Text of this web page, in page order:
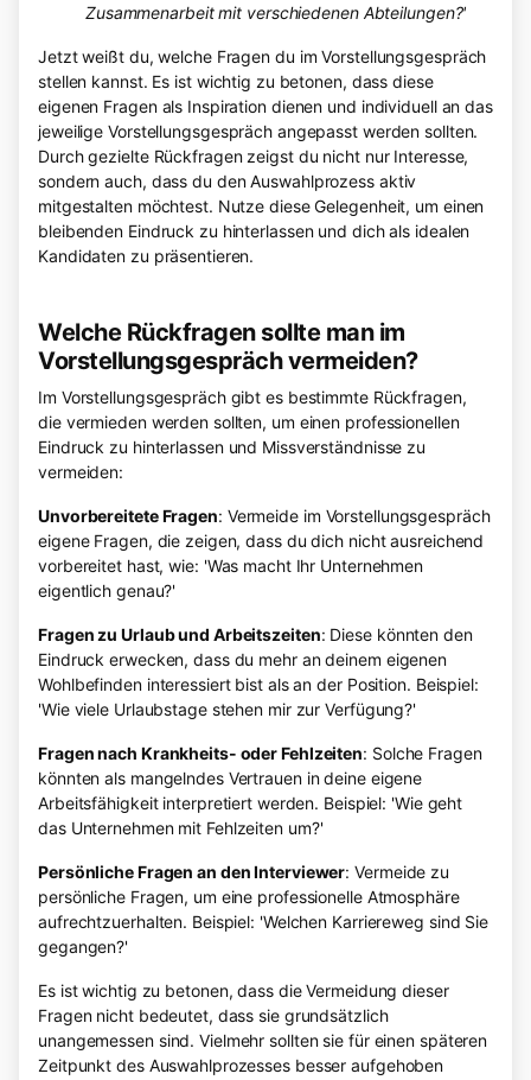
Zusammenarbeit mit verschiedenen Abteilungen?'
Jetzt weißt du, welche Fragen du im Vorstellungsgespräch
stellen kannst. Es ist wichtig zu betonen, dass diese
eigenen Fragen als Inspiration dienen und individuell an das
jeweilige Vorstellungsgespräch angepasst werden sollten.
Durch gezielte Rückfragen zeigst du nicht nur Interesse,
sondern auch, dass du den Auswahlprozess aktiv
mitgestalten möchtest. Nutze diese Gelegenheit, um einen
bleibenden Eindruck zu hinterlassen und dich als idealen
Kandidaten zu präsentieren.
Welche Rückfragen sollte man im
Vorstellungsgespräch vermeiden?
Im Vorstellungsgespräch gibt es bestimmte Rückfragen,
die vermieden werden sollten, um einen professionellen
Eindruck zu hinterlassen und Missverständnisse zu
vermeiden:
Unvorbereitete Fragen: Vermeide im Vorstellungsgespräch
eigene Fragen, die zeigen, dass du dich nicht ausreichend
vorbereitet hast, wie: 'Was macht Ihr Unternehmen
eigentlich genau?'
Fragen zu Urlaub und Arbeitszeiten: Diese könnten den
Eindruck erwecken, dass du mehr an deinem eigenen
Wohlbefinden interessiert bist als an der Position. Beispiel:
'Wie viele Urlaubstage stehen mir zur Verfügung?'
Fragen nach Krankheits- oder Fehlzeiten: Solche Fragen
könnten als mangelndes Vertrauen in deine eigene
Arbeitsfähigkeit interpretiert werden. Beispiel: 'Wie geht
das Unternehmen mit Fehlzeiten um?'
Persönliche Fragen an den Interviewer: Vermeide zu
persönliche Fragen, um eine professionelle Atmosphäre
aufrechtzuerhalten. Beispiel: 'Welchen Karriereweg sind Sie
gegangen?'
Es ist wichtig zu betonen, dass die Vermeidung dieser
Fragen nicht bedeutet, dass sie grundsätzlich
unangemessen sind. Vielmehr sollten sie für einen späteren
Zeitpunkt des Auswahlprozesses besser aufgehoben